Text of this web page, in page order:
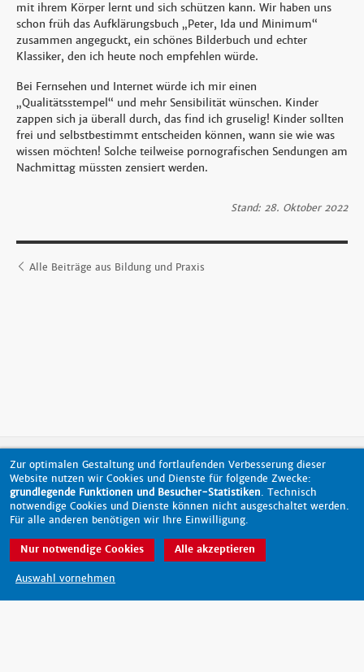
mit ihrem Körper lernt und sich schützen kann. Wir haben uns
schon früh das Aufklärungsbuch „Peter, Ida und Minimum“
zusammen angeguckt, ein schönes Bilderbuch und echter
Klassiker, den ich heute noch empfehlen würde.
Bei Fernsehen und Internet würde ich mir einen
„Qualitätsstempel“ und mehr Sensibilität wünschen. Kinder
zappen sich ja überall durch, das find ich gruselig! Kinder sollten
frei und selbstbestimmt entscheiden können, wann sie wie was
wissen möchten! Solche teilweise pornografischen Sendungen am
Nachmittag müssten zensiert werden.
Stand: 28. Oktober 2022
Alle Beiträge aus Bildung und Praxis
nach oben
Barrierefreiheit Datenschutz Impressum
© 2026 - scout-magazin.de made by pixlscript
Zur optimalen Gestaltung und fortlaufenden Verbesserung dieser
Website nutzen wir Cookies und Dienste für folgende Zwecke:
grundlegende Funktionen und Besucher-Statistiken. Technisch
notwendige Cookies und Dienste können nicht ausgeschaltet werden.
Für alle anderen benötigen wir Ihre Einwilligung.
Auswahl vornehmen
Nur notwendige Cookies Alle akzeptieren